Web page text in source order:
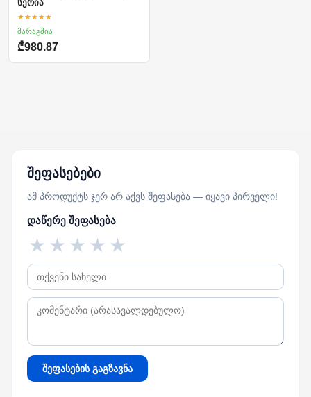
სერია
★★★★★
მარაგშია
₾980.87
შეფასებები
ამ პროდუქტს ჯერ არ აქვს შეფასება — იყავი პირველი!
დაწერე შეფასება
★
★
★
★
★
შეფასების გაგზავნა